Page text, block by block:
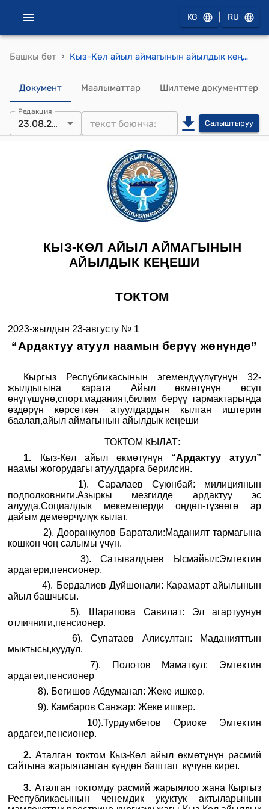
KG RU
Башкы бет › Кыз-Көл айыл аймагынын айылдык кеңешинин 2023-жылдын 23-августундагы № 1 “Ардактуу атуул наамын берүү жөнүндө” токтому
Документ Маалыматтар Шилтеме документтер
Редакция
23.08.2023 Салыштыруу